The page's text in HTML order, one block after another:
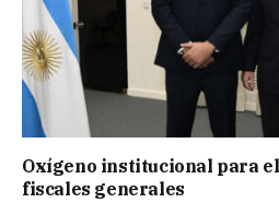
Oxígeno institucional para
fiscales generales